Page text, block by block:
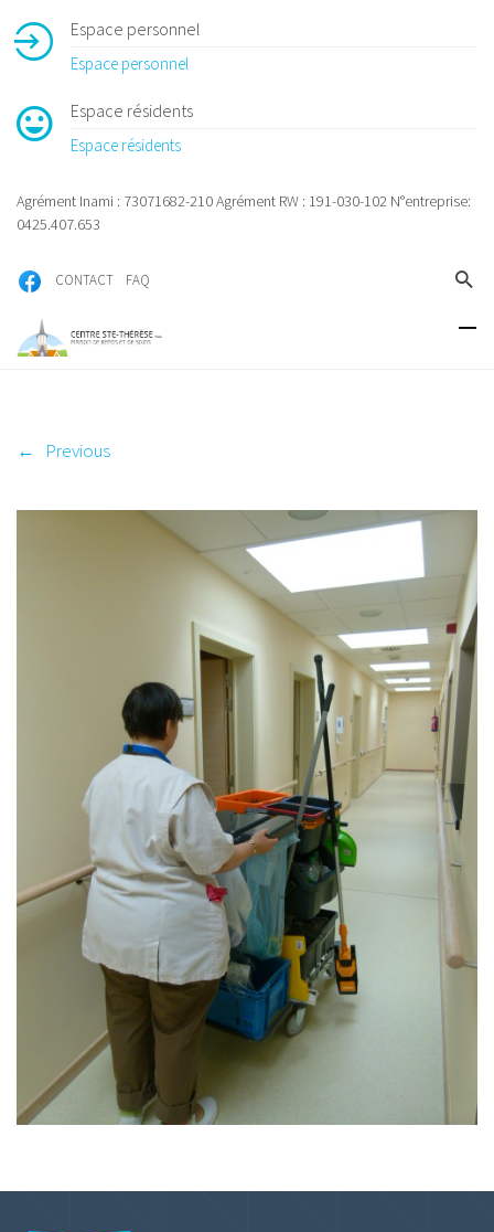
Espace personnel
Espace personnel
Espace résidents
Espace résidents
Agrément Inami : 73071682-210 Agrément RW : 191-030-102 N°entreprise:
0425.407.653
CONTACT FAQ
← Previous